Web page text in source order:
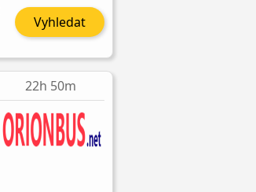
Vyhledat
22h 50m